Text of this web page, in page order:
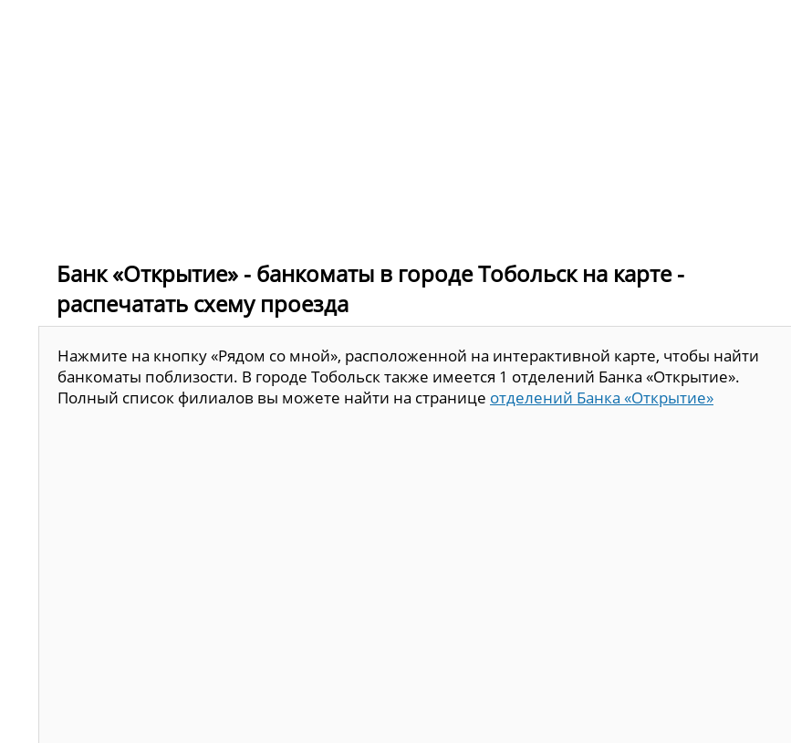
Банк «Открытие» - банкоматы в городе Тобольск на карте -
распечатать схему проезда
Нажмите на кнопку «Рядом со мной», расположенной на интерактивной карте, чтобы найти
банкоматы поблизости. В городе Тобольск также имеется 1 отделений Банка «Открытие».
Полный список филиалов вы можете найти на странице отделений Банка «Открытие»